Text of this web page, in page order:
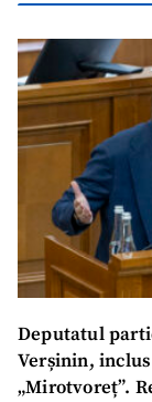
Deputatul
Verșinin,
„Mirotvoreț”.